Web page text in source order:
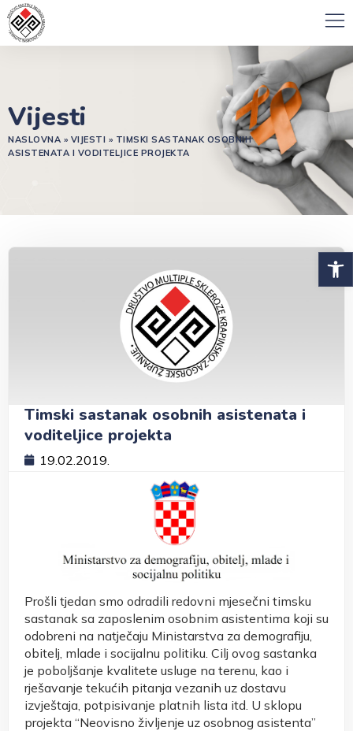
Vijesti
NASLOVNA » VIJESTI » TIMSKI SASTANAK OSOBNIH
ASISTENATA I VODITELJICE PROJEKTA
Timski sastanak osobnih asistenata i
voditeljice projekta
19.02.2019.
Prošli tjedan smo odradili redovni mjesečni timsku
sastanak sa zaposlenim osobnim asistentima koji su
odobreni na natječaju Ministarstva za demografiju,
obitelj, mlade i socijalnu politiku. Cilj ovog sastanka
je poboljšanje kvalitete usluge na terenu, kao i
rješavanje tekućih pitanja vezanih uz dostavu
izvještaja, potpisivanje platnih lista itd. U sklopu
projekta “Neovisno življenje uz osobnog asistenta”